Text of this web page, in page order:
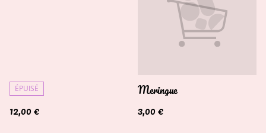
ÉPUISÉ
12,00 €
Meringue
3,00 €